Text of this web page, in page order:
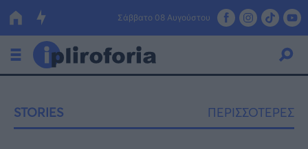
Σάββατο 08 Αυγούστου
Οικονομία
STORIES ΠΕΡΙΣΣΟΤΕΡΕΣ